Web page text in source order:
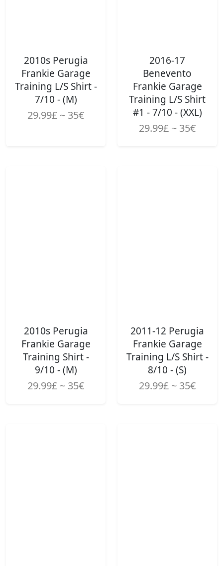
2010s Perugia
Frankie Garage
Training L/S Shirt -
7/10 - (M)
29.99£ ~ 35€
2016-17
Benevento
Frankie Garage
Training L/S Shirt
#1 - 7/10 - (XXL)
29.99£ ~ 35€
2010s Perugia
Frankie Garage
Training Shirt -
9/10 - (M)
29.99£ ~ 35€
2011-12 Perugia
Frankie Garage
Training L/S Shirt -
8/10 - (S)
29.99£ ~ 35€